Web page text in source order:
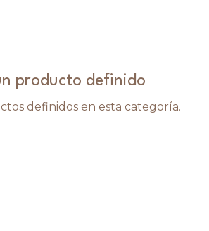
producto definido
definidos en esta categoría.